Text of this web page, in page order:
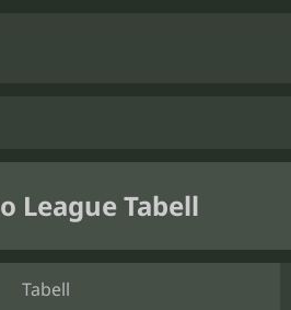
League Tabell
Tabell